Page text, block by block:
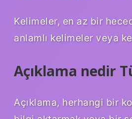
Kelimeler, en az bir
anlamlı kelimeler veya
Açıklama nedir
Açıklama, herhangi bir